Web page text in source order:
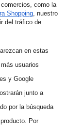
como la
Shopping, nuestro
del tráfico de
en estas
usuarios
y Google
junto a
por la búsqueda
Por